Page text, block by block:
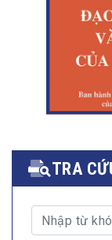
TRA